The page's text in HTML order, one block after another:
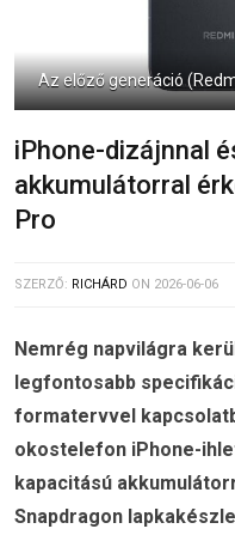
Az előző generáció
iPhone-dizájnnal
akkumulátorral
Pro
SZERZŐ: RICHÁRD ON 2026-06-06
Nemrég napvilágra
legfontosabb
formatervvel
okostelefon iPhone-
kapacitású
Snapdragon